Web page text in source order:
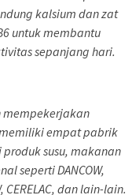
kalsium dan zat
untuk membantu
sepanjang hari.
mempekerjakan
empat pabrik
susu, makanan
seperti DANCOW,
CERELAC, dan lain-lain.